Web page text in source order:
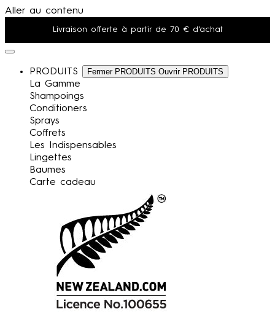
Aller au contenu
Livraison offerte à partir de 70 € d'achat
Votre chien est unique, sa peau aussi: Trouvez sa routine
PRODUITS Fermer PRODUITS Ouvrir PRODUITS
La Gamme
Shampoings
Conditioners
Sprays
Coffrets
Les Indispensables
Lingettes
Baumes
Carte cadeau